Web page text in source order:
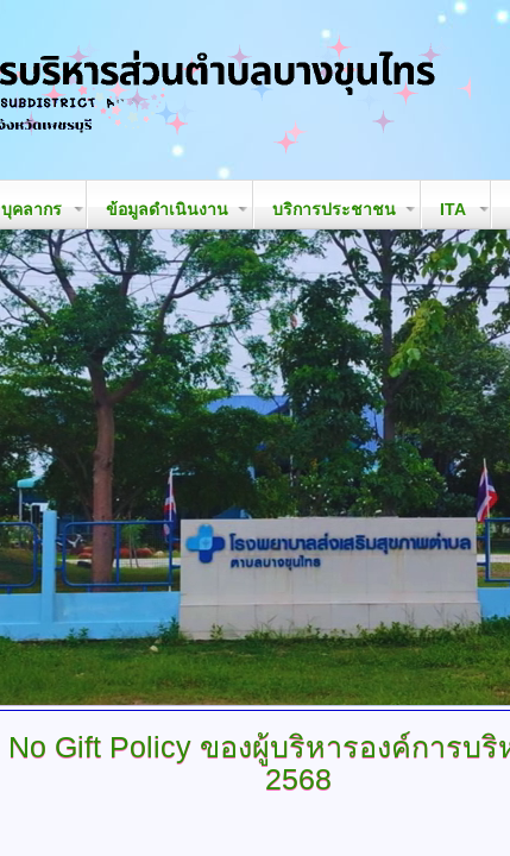
บุคลากร ข้อมูลดำเนินงาน บริการประชาชน ITA
No Gift Policy ของผู้บริหารองค์การบ
2568